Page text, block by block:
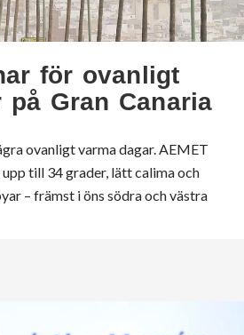
för ovanligt
Gran Canaria
ovanligt varma dagar. AEMET
till 34 grader, lätt calima och
– främst i öns södra och västra